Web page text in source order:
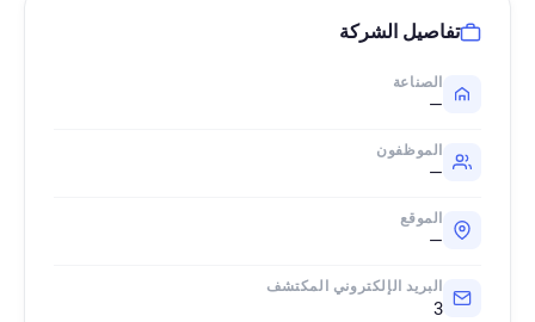
تفاصيل الشركة
الصناعة
—
الموظفون
—
الموقع
—
البريد الإلكتروني المكتشف
3